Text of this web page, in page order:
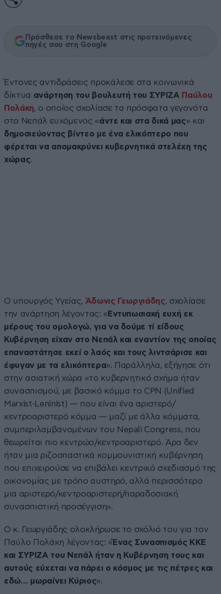
Πρόσθεσε το Newsbeast στις προτεινόμενες
πηγές σου στη Google
Έντονες αντιδράσεις προκάλεσε στα κοινωνικά
δίκτυα ανάρτηση του βουλευτή του ΣΥΡΙΖΑ Παύλου
Πολάκη, ο οποίος σχολίασε τα πρόσφατα γεγονότα
στο Νεπάλ ευχόμενος «άντε και στα δικά μας» και
δημοσιεύοντας βίντεο με ένα ελικόπτερο που
φέρεται να απομακρύνει κυβερνητικά στελέχη της
χώρας.
Ο υπουργός Υγείας, Άδωνις Γεωργιάδης, σχολίασε
την ανάρτηση λέγοντας: « Εντυπωσιακή ευχή εκ
μέρους του ομολογώ, για να δούμε τί είδους
Κυβέρνηση είχαν στο Νεπάλ και εναντίον της οποίας
επαναστάτησε εκεί ο λαός και τους λιντσάρισε και
έφυγαν με τα ελικόπτερα». Παράλληλα, εξήγησε ότι
στην ασιατική χώρα «το κυβερνητικό σχήμα ήταν
συνασπισμού, με βασικό κόμμα το CPN (Unified
Marxist-Leninist) — που είναι ένα αριστερό/
κεντροαριστερό κόμμα — μαζί με άλλα κόμματα,
συμπεριλαμβανομένων του Nepali Congress, που
θεωρείται πιο κεντρώο/κεντροαριστερό. Άρα δεν
ήταν μια ριζοσπαστικά κομμουνιστική κυβέρνηση
που επιχειρούσε να επιβάλει κεντρικό σχεδιασμό της
οικονομίας με τρόπο αυστηρό, αλλά περισσότερο
μια αριστερό/κεντροαριστερή/παραδοσιακή
συνασπιστική προσέγγιση».
Ο κ. Γεωργιάδης ολοκλήρωσε το σχόλιό του για τον
Παύλο Πολάκη λέγοντας: «Ένας Συνασπισμός ΚΚΕ
και ΣΥΡΙΖΑ του Νεπάλ ήταν η Κυβέρνηση τους και
αυτούς εύχεται να πάρει ο κόσμος με τις πέτρες και
εδώ… μωραίνει Κύριος».